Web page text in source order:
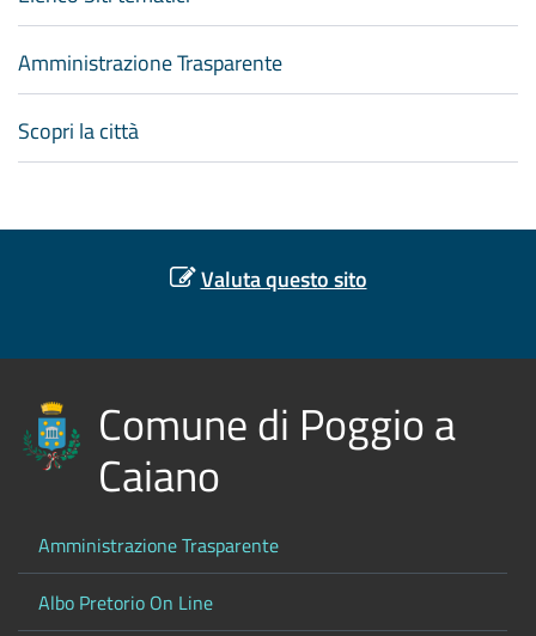
Amministrazione Trasparente
Scopri la città
Valuta questo sito
Comune di Poggio a
Caiano
Amministrazione Trasparente
Albo Pretorio On Line